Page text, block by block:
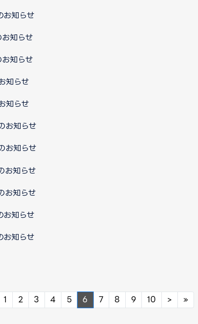
知らせ
知らせ
知らせ
知らせ
知らせ
お知らせ
お知らせ
お知らせ
お知らせ
知らせ
知らせ
1 2 3 4 5 6 7 8 9 10 > Next
»